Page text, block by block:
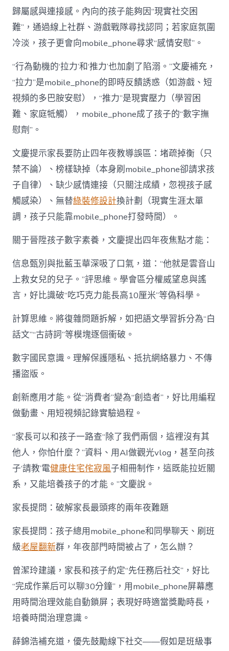
歸屬感與連接感。內向的孩子能夠因“現實社交困
難”，通過線上社群、游戲戰隊尋找認同；若家庭氛圍
冷淡，孩子更會向mobile_phone尋求“感情安慰”。
“行為動機的‘拉力’和‘推力’也加劇了陷溺。”文慶補充，
“拉力”是mobile_phone的即時反饋誘惑（如游戲、短
視頻的多巴胺安慰），“推力”是現實壓力（學習困
難、家庭牴觸），mobile_phone成了孩子的“數字撫
慰劑”。
文慶提示家長要防止四年夜教導誤區：堵疏掉衡（只
禁不論）、榜樣缺掉（本身刷mobile_phone卻請求孩
子自律）、缺少感情連接（只關注成績，忽視孩子感
觸感染）、無替綠裝修設計換計劃（現實生涯太單
調，孩子只能靠mobile_phone打發時間）。
關于晉陞孩子數字素養，文慶提出四年夜焦點才能：
信息甄別與批藍玉華深吸了口氣，道：“他就是雲音山
上救女兒的兒子。”評思維。學會區分權威望息與謠
言，好比識破“吃巧克力能長高10厘米”等偽科學。
計算思維。將復雜問題拆解，如把語文學習拆分為“白
話文”“古詩詞”等模塊逐個衝破。
數字國民意識。理解保護隱私、抵抗網絡暴力、不傳
播盜版。
創新應用才能。從“消費者”變為“創造者”，好比用編程
做動畫、用短視頻記錄實驗過程。
“家長可以和孩子一路查“除了我們兩個，這裡沒有其
他人，你怕什麼？”資料、用AI做觀光vlog，甚至向孩
子‘請教’電健康住宅侘寂風子相冊制作，這既能拉近關
系，又能培養孩子的才能。”文慶說。
家長提問：破解家長最頭疼的兩年夜難題
家長提問：孩子總用mobile_phone和同學聊天、刷班
級老屋翻新群，年夜部門時間被占了，怎么辦？
曾潔玲建議，家長和孩子約定“先任務后社交”，好比
“完成作業后可以聊30分鐘”，用mobile_phone屏幕應
用時間治理效能自動鎖屏；表現好時適當獎勵時長，
培養時間治理意識。
薛錦浩補充道，優先鼓勵線下社交——假如是班級事